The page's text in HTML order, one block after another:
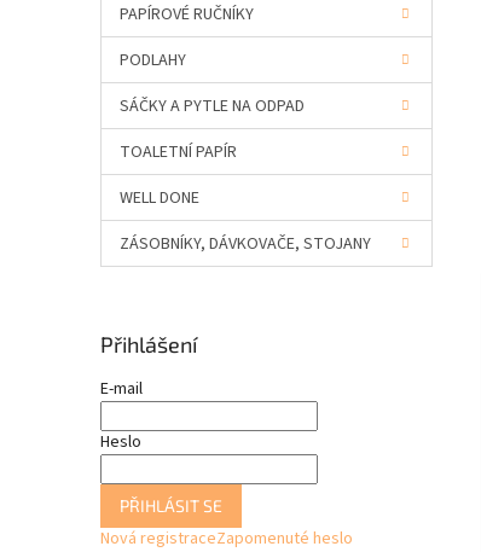
PAPÍROVÉ RUČNÍKY
PODLAHY
SÁČKY A PYTLE NA ODPAD
TOALETNÍ PAPÍR
WELL DONE
ZÁSOBNÍKY, DÁVKOVAČE, STOJANY
Přihlášení
E-mail
Heslo
PŘIHLÁSIT SE
Nová registraceZapomenuté heslo